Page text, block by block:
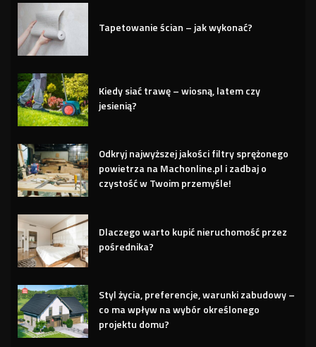
Tapetowanie ścian – jak wykonać?
Kiedy siać trawę – wiosną, latem czy
jesienią?
Odkryj najwyższej jakości filtry sprężonego
powietrza na Machonline.pl i zadbaj o
czystość w Twoim przemyśle!
Dlaczego warto kupić nieruchomość przez
pośrednika?
Styl życia, preferencje, warunki zabudowy –
co ma wpływ na wybór określonego
projektu domu?